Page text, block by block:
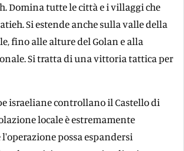
Domina tutte le città e i villaggi che
Si estende anche sulla valle della
fino alle alture del Golan e alla
Si tratta di una vittoria tattica per
israeliane controllano il Castello di
locale è estremamente
possa espandersi